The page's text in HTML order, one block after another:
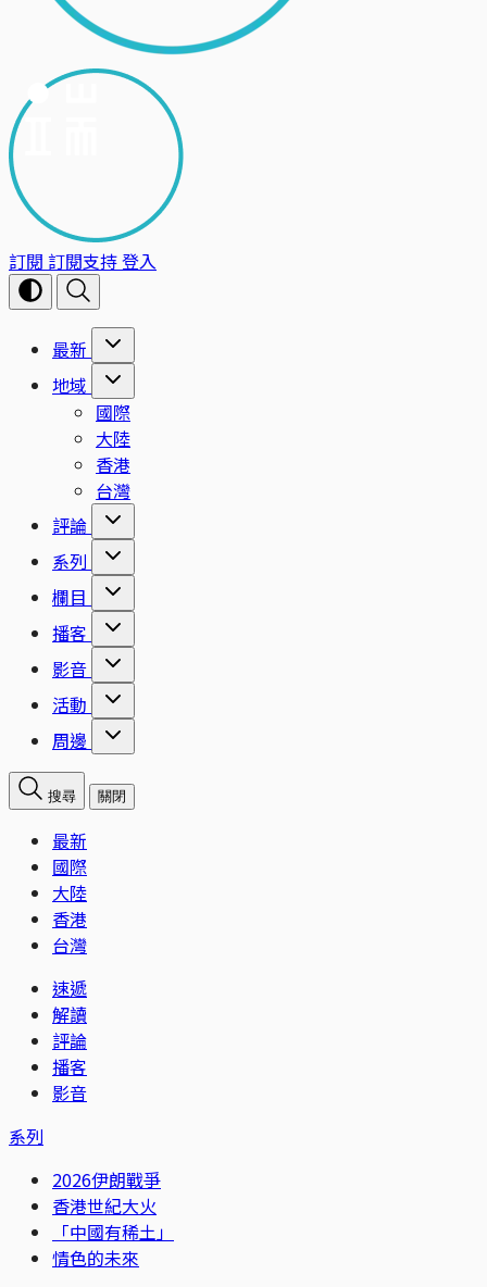
訂閱 訂閱支持登入
最新
地域
國際
大陸
香港
台灣
評論
系列
欄目
播客
影音
活動
周邊
搜尋 關閉
最新
國際
大陸
香港
台灣
速遞
解讀
評論
播客
影音
系列
2026伊朗戰爭
香港世紀大火
「中國有稀土」
情色的未來